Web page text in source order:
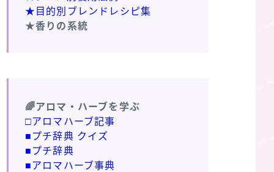
★目的別ブレンドレシピ集
★香りの系統
🌈アロマ・ハーブを学ぶ
□アロマハーブ記事
■プチ辞典 クイズ
■プチ辞典
■アロマハーブ事典